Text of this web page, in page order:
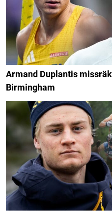
Armand Duplantis
Birmingham